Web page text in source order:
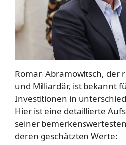
Roman Abramowitsch, der
und Milliardär, ist bekannt
Investitionen in
Hier ist eine detaillierte
seiner
deren geschätzten Werte: